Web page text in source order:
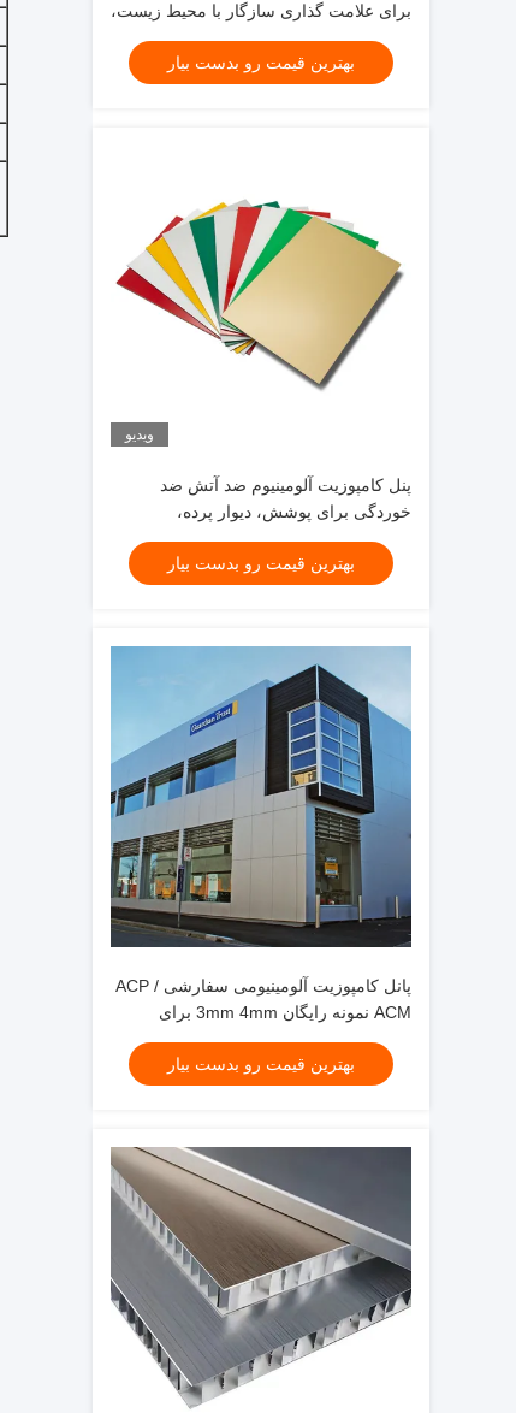
برای علامت گذاری سازگار با محیط زیست،
نمای فروشگاه، تزئینات داخلی
بهترین قیمت رو بدست بیار
ویدیو
پنل کامپوزیت آلومینیوم ضد آتش ضد
خوردگی برای پوشش، دیوار پرده،
دکوراسیون داخلی
بهترین قیمت رو بدست بیار
پانل کامپوزیت آلومینیومی سفارشی ACP /
ACM نمونه رایگان 3mm 4mm برای
تزئینات دیواری
بهترین قیمت رو بدست بیار